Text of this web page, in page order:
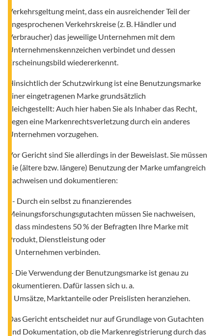
Verkehrsgeltung meint, dass ein ausreichender Teil der
angesprochenen Verkehrskreise (z. B. Händler und
Verbraucher) das jeweilige Unternehmen mit dem
Unternehmenskennzeichen verbindet und dessen
Erscheinungsbild wiedererkennt.
Hinsichtlich der Schutzwirkung ist eine Benutzungsmarke
einer eingetragenen Marke grundsätzlich
gleichgestellt: Auch hier haben Sie als Inhaber das Recht,
gegen eine Markenrechtsverletzung durch ein anderes
Unternehmen vorzugehen.
Vor Gericht sind Sie allerdings in der Beweislast. Sie müssen
die (ältere bzw. längere) Benutzung der Marke umfangreich
nachweisen und dokumentieren:
- - Durch ein selbst zu finanzierendes
Meinungsforschungsgutachten müssen Sie nachweisen,
dass mindestens 50 % der Befragten Ihre Marke mit
Produkt, Dienstleistung oder
Unternehmen verbinden.
-- Die Verwendung der Benutzungsmarke ist genau zu
dokumentieren. Dafür lassen sich u. a.
Umsätze, Marktanteile oder Preislisten heranziehen.
Das Gericht entscheidet nur auf Grundlage von Gutachten
und Dokumentation, ob die Markenregistrierung durch das